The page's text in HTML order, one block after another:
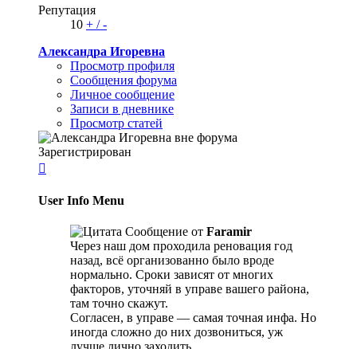
Репутация
10 + /-
Александра Игоревна
Просмотр профиля
Сообщения форума
Личное сообщение
Записи в дневнике
Просмотр статей
Зарегистрирован

User Info Menu
Сообщение от Faramir
Через наш дом проходила реновация год
назад, всё организованно было вроде
нормально. Сроки зависят от многих
факторов, уточняй в управе вашего района,
там точно скажут.
Согласен, в управе — самая точная инфа. Но
иногда сложно до них дозвониться, уж
лучше лично заходить.